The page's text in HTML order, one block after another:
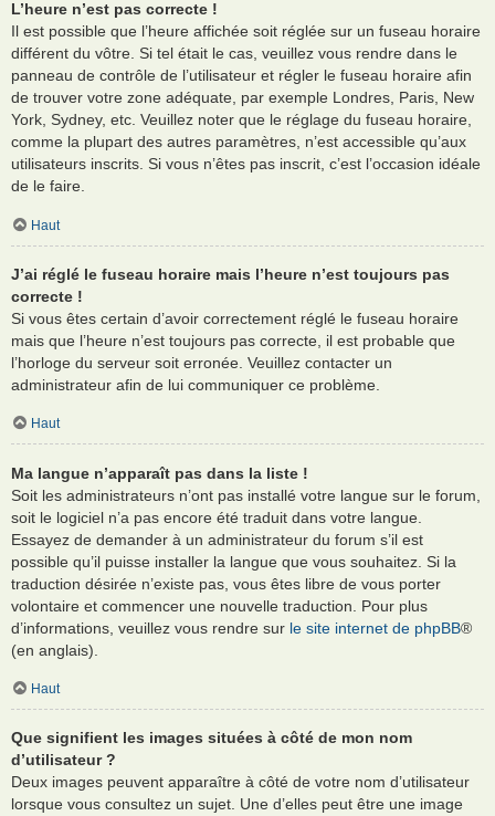
L’heure n’est pas correcte !
Il est possible que l’heure affichée soit réglée sur un fuseau horaire
différent du vôtre. Si tel était le cas, veuillez vous rendre dans le
panneau de contrôle de l’utilisateur et régler le fuseau horaire afin
de trouver votre zone adéquate, par exemple Londres, Paris, New
York, Sydney, etc. Veuillez noter que le réglage du fuseau horaire,
comme la plupart des autres paramètres, n’est accessible qu’aux
utilisateurs inscrits. Si vous n’êtes pas inscrit, c’est l’occasion idéale
de le faire.
Haut
J’ai réglé le fuseau horaire mais l’heure n’est toujours pas
correcte !
Si vous êtes certain d’avoir correctement réglé le fuseau horaire
mais que l’heure n’est toujours pas correcte, il est probable que
l’horloge du serveur soit erronée. Veuillez contacter un
administrateur afin de lui communiquer ce problème.
Haut
Ma langue n’apparaît pas dans la liste !
Soit les administrateurs n’ont pas installé votre langue sur le forum,
soit le logiciel n’a pas encore été traduit dans votre langue.
Essayez de demander à un administrateur du forum s’il est
possible qu’il puisse installer la langue que vous souhaitez. Si la
traduction désirée n’existe pas, vous êtes libre de vous porter
volontaire et commencer une nouvelle traduction. Pour plus
d’informations, veuillez vous rendre sur le site internet de phpBB®
(en anglais).
Haut
Que signifient les images situées à côté de mon nom
d’utilisateur ?
Deux images peuvent apparaître à côté de votre nom d’utilisateur
lorsque vous consultez un sujet. Une d’elles peut être une image